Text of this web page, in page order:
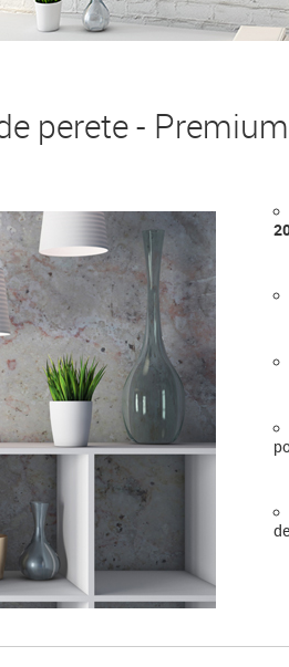
perete - Premium